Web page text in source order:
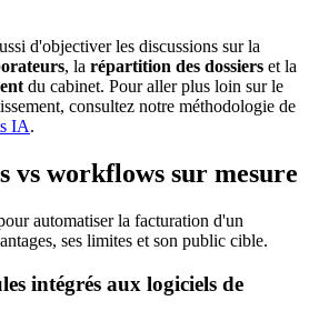
d'objectiver les discussions sur la
, la répartition des dossiers et la
du cabinet. Pour aller plus loin sur le
consultez notre méthodologie de
IA.
vs workflows sur mesure
automatiser la facturation d'un
ses limites et son public cible.
intégrés aux logiciels de